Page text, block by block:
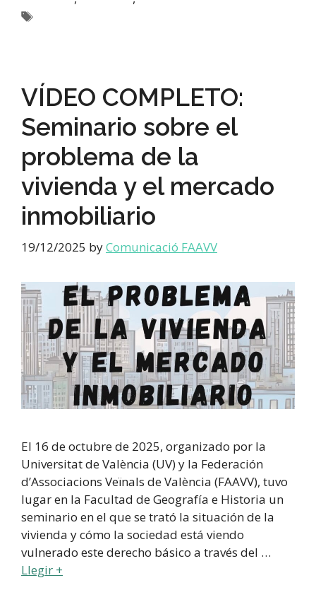
VÍDEO COMPLETO:
Seminario sobre el
problema de la
vivienda y el mercado
inmobiliario
19/12/2025 byComunicació FAAVV
El 16 de octubre de 2025, organizado por la
Universitat de València (UV) y la Federación
d’Associacions Veïnals de València (FAAVV), tuvo
lugar en la Facultad de Geografía e Historia un
seminario en el que se trató la situación de la
vivienda y cómo la sociedad está viendo
vulnerado este derecho básico a través del …
Llegir +